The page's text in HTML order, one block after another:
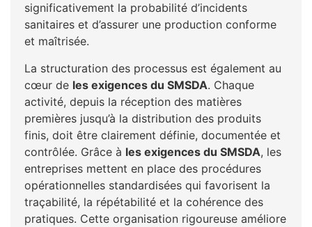
significativement la probabilité d’incidents
sanitaires et d’assurer une production conforme
et maîtrisée.
La structuration des processus est également au
cœur de les exigences du SMSDA. Chaque
activité, depuis la réception des matières
premières jusqu’à la distribution des produits
finis, doit être clairement définie, documentée et
contrôlée. Grâce à les exigences du SMSDA, les
entreprises mettent en place des procédures
opérationnelles standardisées qui favorisent la
traçabilité, la répétabilité et la cohérence des
pratiques. Cette organisation rigoureuse améliore